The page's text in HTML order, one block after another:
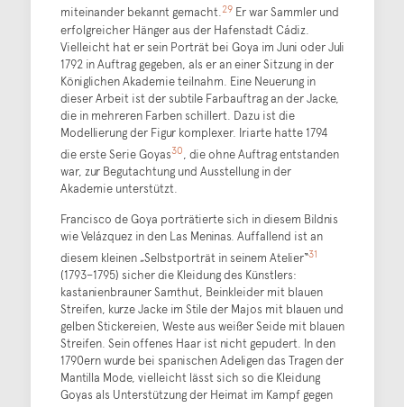
miteinander bekannt gemacht.29Er war Sammler und
erfolgreicher Hänger aus der Hafenstadt Cádiz.
Vielleicht hat er sein Porträt bei Goya im Juni oder Juli
1792 in Auftrag gegeben, als er an einer Sitzung in der
Königlichen Akademie teilnahm. Eine Neuerung in
dieser Arbeit ist der subtile Farbauftrag an der Jacke,
die in mehreren Farben schillert. Dazu ist die
Modellierung der Figur komplexer. Iriarte hatte 1794
die erste Serie Goyas30, die ohne Auftrag entstanden
war, zur Begutachtung und Ausstellung in der
Akademie unterstützt.
Francisco de Goya porträtierte sich in diesem Bildnis
wie Velázquez in den Las Meninas. Auffallend ist an
diesem kleinen „Selbstporträt in seinem Atelier“31
(1793–1795) sicher die Kleidung des Künstlers:
kastanienbrauner Samthut, Beinkleider mit blauen
Streifen, kurze Jacke im Stile der Majos mit blauen und
gelben Stickereien, Weste aus weißer Seide mit blauen
Streifen. Sein offenes Haar ist nicht gepudert. In den
1790ern wurde bei spanischen Adeligen das Tragen der
Mantilla Mode, vielleicht lässt sich so die Kleidung
Goyas als Unterstützung der Heimat im Kampf gegen